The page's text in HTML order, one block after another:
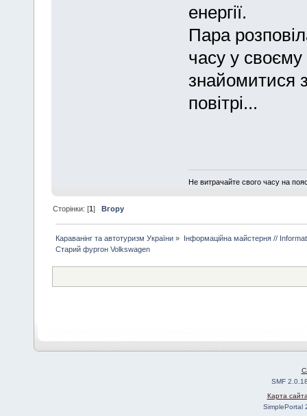
енергії.
Пара
часу у своєму
знайомитися
повітрі...
Не витрачайте свого часу на
Сторінки: [1] Вгору
Караванінг та автотуризм України » Інформаційна майстерня //
Старий фургон Volkswagen
SMF
Карта
SimplePortal